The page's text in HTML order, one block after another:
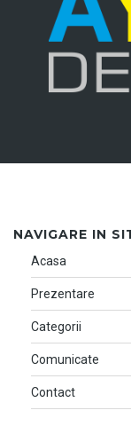
NAVIGARE IN
Acasa
Prezentare
Categorii
Comunicate
Contact